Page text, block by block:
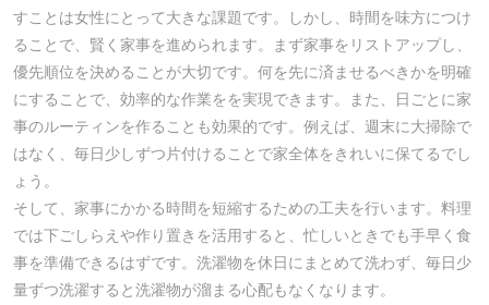
すことは女性にとって大きな課題です。しかし、時間を味方につけ
ることで、賢く家事を進められます。まず家事をリストアップし、
優先順位を決めることが大切です。何を先に済ませるべきかを明確
にすることで、効率的な作業をを実現できます。また、日ごとに家
事のルーティンを作ることも効果的です。例えば、週末に大掃除で
はなく、毎日少しずつ片付けることで家全体をきれいに保てるでし
ょう。
そして、家事にかかる時間を短縮するための工夫を行います。料理
では下ごしらえや作り置きを活用すると、忙しいときでも手早く食
事を準備できるはずです。洗濯物を休日にまとめて洗わず、毎日少
量ずつ洗濯すると洗濯物が溜まる心配もなくなります。